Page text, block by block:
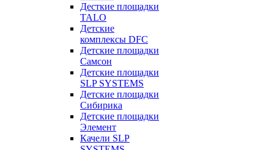
Десткие площадки
TALO
Детские
комплексы DFC
Детские площадки
Самсон
Детские площадки
SLP SYSTEMS
Детские площадки
Сибирика
Детские площадки
Элемент
Качели SLP